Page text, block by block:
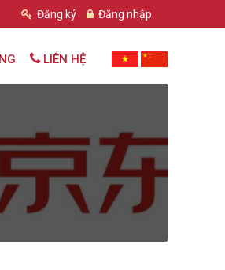
Đăng ký Đăng nhập
LIÊN HỆ